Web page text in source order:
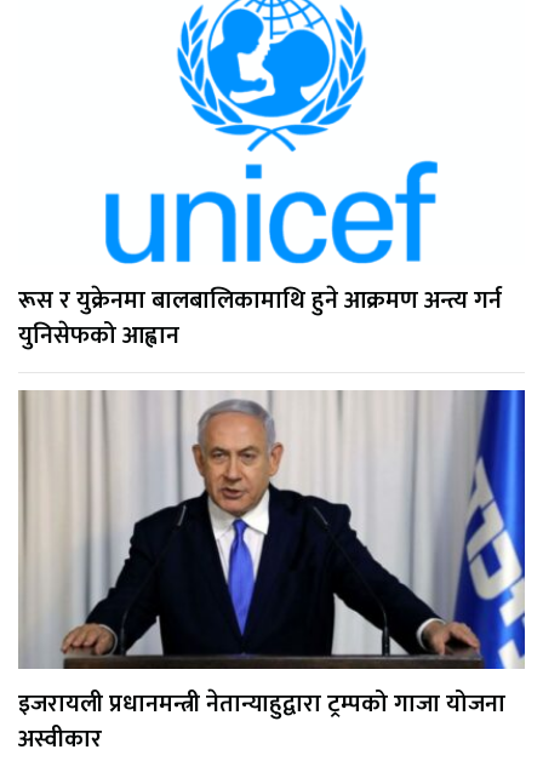
रूस र युक्रेनमा बालबालिकामाथि हुने आक्रमण अन्त्य गर्न
युनिसेफको आह्वान
इजरायली प्रधानमन्त्री नेतान्याहुद्वारा ट्रम्पको गाजा योजना
अस्वीकार